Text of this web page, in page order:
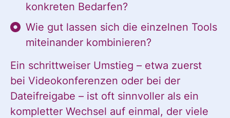
konkreten Bedarfen?
Wie gut lassen sich die einzelnen Tools
miteinander kombinieren?
Ein schrittweiser Umstieg – etwa zuerst
bei Videokonferenzen oder bei der
Dateifreigabe – ist oft sinnvoller als ein
kompletter Wechsel auf einmal, der viele
ANMELDEN